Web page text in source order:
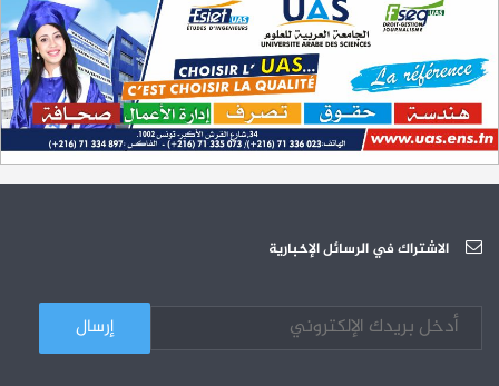
سبتمبر 2023
31-12
L'Université Arabe des Sciences : Avis à tous les étudiant(e)s
12-05 200 منحة لطلبة الطب التونسيين في جامعة هارفارد ‏الأمريكية‏
26-10 الجامعة العربية للعلوم تونس (U.A.S) : عرض لآخر إصدارات دار اليمامة
03-10 الجامعة العربية للعلوم : دورة تكوينية
كل الأخبار
الاشتراك في الرسائل الإخبارية